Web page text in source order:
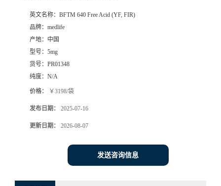
英文名称： BFTM 640 Free Acid (YF, FIR)
品牌： medlife
产地： 中国
型号： 5mg
货号： PR01348
纯度： N/A
价格： ￥3198/袋
发布日期： 2025-07-16
更新日期： 2026-08-07
发送咨询信息